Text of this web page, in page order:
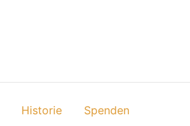
Historie Spenden